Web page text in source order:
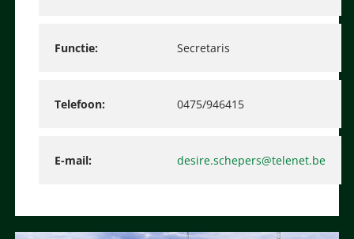
Functie Secretaris
Telefoon 0475/946415
E-mail desire.schepers@telenet.be